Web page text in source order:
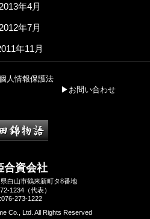
2013年4月
2012年7月
年11月
人情報保護法
▶お問い合わせ
合資会社
白山市鶴来新町タ8番地
1234（代表）
273-1222
Co., Ltd. All Rights Reserved